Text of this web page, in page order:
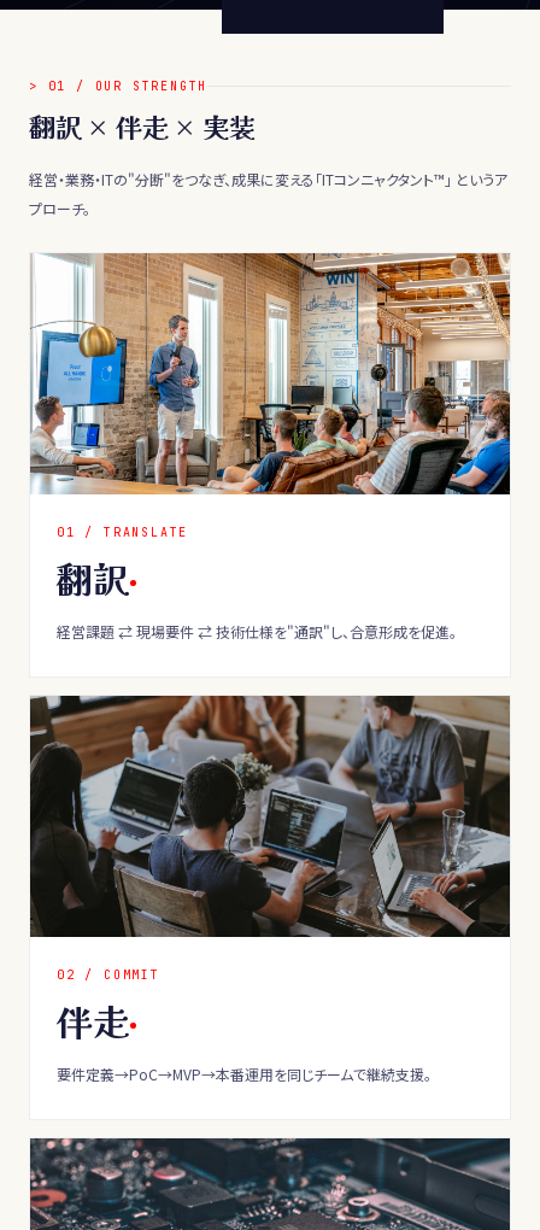
> 01 / OUR STRENGTH
翻訳 × 伴走 × 実装
経営・業務・ITの"分断"をつなぎ、成果に変える「ITコンニャクタント™」 というア
プローチ。
0 1 /TRANSLATE
翻訳
経営課題 ⇄ 現場要件 ⇄ 技術仕様を"通訳"し、合意形成を促進。
0 2 / COMMIT
伴走
要件定義→PoC→MVP→本番運用を同じチームで継続支援。